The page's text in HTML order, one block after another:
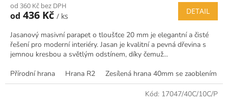
od 360 Kč bez DPH
od 436 Kč / ks
DETAIL
Jasanový masivní parapet o tloušťce 20 mm je elegantní a čisté
řešení pro moderní interiéry. Jasan je kvalitní a pevná dřevina s
jemnou kresbou a světlým odstínem, díky čemuž...
Přírodní hrana
Hrana R2 Zesílená hrana 40mm se zaoblením R5
Kód: 17047/40C/10C/P